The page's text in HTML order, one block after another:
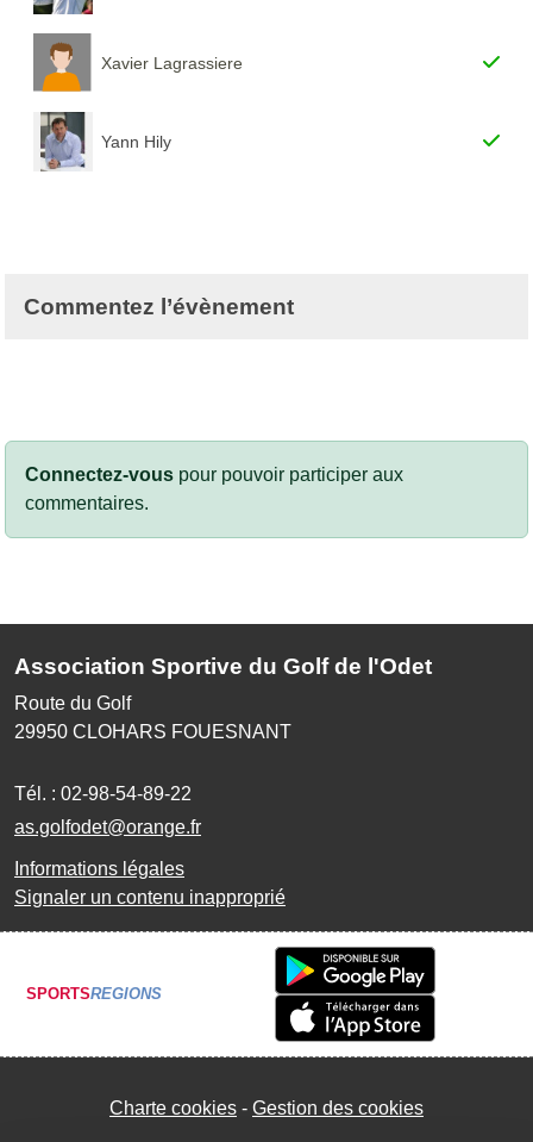
Xavier Lagrassiere
Yann Hily
Commentez l’évènement
Connectez-vous pour pouvoir participer aux
commentaires.
Association Sportive du Golf de l'Odet
Route du Golf
29950 CLOHARS FOUESNANT
Tél. : 02-98-54-89-22
as.golfodet@orange.fr
Informations légales
Signaler un contenu inapproprié
SPORTSREGIONS
Charte cookies Gestion des cookies